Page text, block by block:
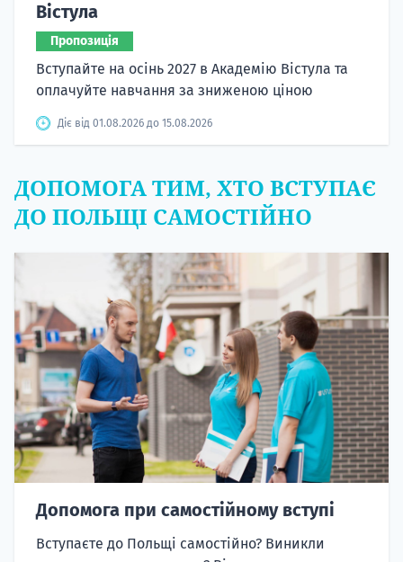
Вістула
Пропозиція
Вступайте на осінь 2027 в Академію Вістула та
оплачуйте навчання за зниженою ціною
Діє від 01.08.2026 до 15.08.2026
ДОПОМОГА ТИМ, ХТО ВСТУПАЄ
ДО ПОЛЬЩІ САМОСТІЙНО
Допомога при самостійному вступі
Вступаєте до Польщі самостійно? Виникли